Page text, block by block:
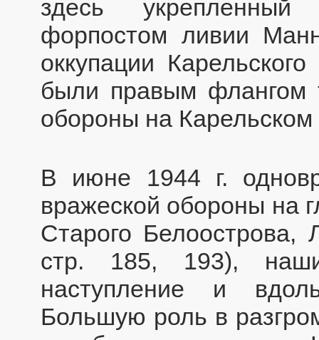
здесь
форпостом ливии
оккупации
были правым флангом
обороны на
В июне 1944 г.
вражеской обороны на
Старого Белоострова,
стр. 185, 193),
наступление и
Большую роль в